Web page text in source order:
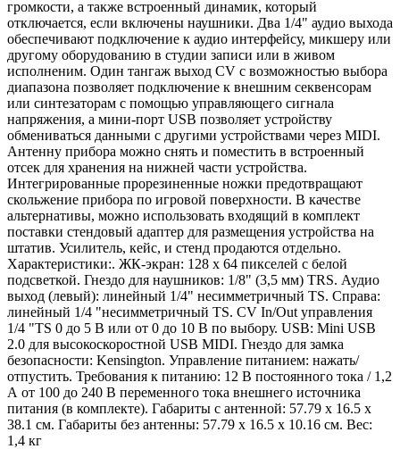
громкости, а также встроенный динамик, который
отключается, если включены наушники. Два 1/4" аудио выхода
обеспечивают подключение к аудио интерфейсу, микшеру или
другому оборудованию в студии записи или в живом
исполненим. Один тангаж выход CV с возможностью выбора
диапазона позволяет подключение к внешним секвенсорам
или синтезаторам с помощью управляющего сигнала
напряжения, а мини-порт USB позволяет устройству
обмениваться данными с другими устройствами через MIDI.
Антенну прибора можно снять и поместить в встроенный
отсек для хранения на нижней части устройства.
Интегрированные прорезиненные ножки предотвращают
скольжение прибора по игровой поверхности. В качестве
альтернативы, можно использовать входящий в комплект
поставки стендовый адаптер для размещения устройства на
штатив. Усилитель, кейс, и стенд продаются отдельно.
Характеристики:. ЖК-экран: 128 х 64 пикселей с белой
подсветкой. Гнездо для наушников: 1/8" (3,5 мм) TRS. Аудио
выход (левый): линейный 1/4" несимметричный TS. Справа:
линейный 1/4 "несимметричный TS. CV In/Out управления
1/4 "TS 0 до 5 В или от 0 до 10 В по выбору. USB: Mini USB
2.0 для высокоскоростной USB MIDI. Гнездо для замка
безопасности: Kensington. Управление питанием: нажать/
отпустить. Требования к питанию: 12 В постоянного тока / 1,2
А от 100 до 240 В переменного тока внешнего источника
питания (в комплекте). Габариты с антенной: 57.79 х 16.5 х
38.1 см. Габариты без антенны: 57.79 х 16.5 х 10.16 см. Вес:
1,4 кг